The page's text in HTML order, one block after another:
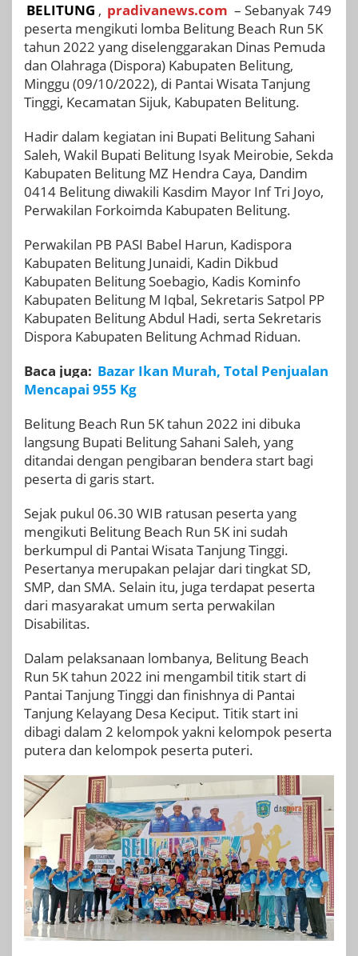
BELITUNG , pradivanews.com – Sebanyak 749
peserta mengikuti lomba Belitung Beach Run 5K
tahun 2022 yang diselenggarakan Dinas Pemuda
dan Olahraga (Dispora) Kabupaten Belitung,
Minggu (09/10/2022), di Pantai Wisata Tanjung
Tinggi, Kecamatan Sijuk, Kabupaten Belitung.
Hadir dalam kegiatan ini Bupati Belitung Sahani
Saleh, Wakil Bupati Belitung Isyak Meirobie, Sekda
Kabupaten Belitung MZ Hendra Caya, Dandim
0414 Belitung diwakili Kasdim Mayor Inf Tri Joyo,
Perwakilan Forkoimda Kabupaten Belitung.
Perwakilan PB PASI Babel Harun, Kadispora
Kabupaten Belitung Junaidi, Kadin Dikbud
Kabupaten Belitung Soebagio, Kadis Kominfo
Kabupaten Belitung M Iqbal, Sekretaris Satpol PP
Kabupaten Belitung Abdul Hadi, serta Sekretaris
Dispora Kabupaten Belitung Achmad Riduan.
Baca juga: Bazar Ikan Murah, Total Penjualan
Mencapai 955 Kg
Belitung Beach Run 5K tahun 2022 ini dibuka
langsung Bupati Belitung Sahani Saleh, yang
ditandai dengan pengibaran bendera start bagi
peserta di garis start.
Sejak pukul 06.30 WIB ratusan peserta yang
mengikuti Belitung Beach Run 5K ini sudah
berkumpul di Pantai Wisata Tanjung Tinggi.
Pesertanya merupakan pelajar dari tingkat SD,
SMP, dan SMA. Selain itu, juga terdapat peserta
dari masyarakat umum serta perwakilan
Disabilitas.
Dalam pelaksanaan lombanya, Belitung Beach
Run 5K tahun 2022 ini mengambil titik start di
Pantai Tanjung Tinggi dan finishnya di Pantai
Tanjung Kelayang Desa Keciput. Titik start ini
dibagi dalam 2 kelompok yakni kelompok peserta
putera dan kelompok peserta puteri.